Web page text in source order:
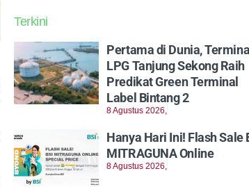
Terkini
Pertama di Dunia,
LPG Tanjung Sekong Raih
Predikat Green Terminal
Label Bintang 2
8 Agustus 2026,
Hanya Hari Ini! Flash Sale
MITRAGUNA Online
8 Agustus 2026,